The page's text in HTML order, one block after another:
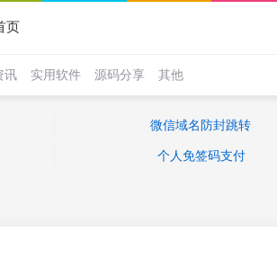
页
讯 实用软件 源码分享 其他
微信域名防封跳转
个人免签码支付